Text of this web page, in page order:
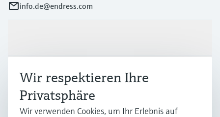
info.de@endress.com
Branchen
Support
Wir respektieren Ihre
Privatsphäre
Wir verwenden Cookies, um Ihr Erlebnis auf